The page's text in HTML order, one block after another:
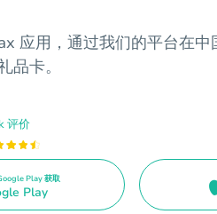
应用，通过我们的平台在中
卡。
评价
Play 获取
Play